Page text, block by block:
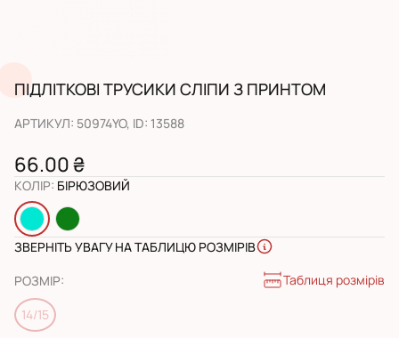
ПІДЛІТКОВІ ТРУСИКИ СЛІПИ З ПРИНТОМ
АРТИКУЛ: 50974YO, ID: 13588
66.00 ₴
КОЛІР: БІРЮЗОВИЙ
ЗВЕРНІТЬ УВАГУ НА ТАБЛИЦЮ РОЗМІРІВ
РОЗМІР: Таблиця розмірів
14/15